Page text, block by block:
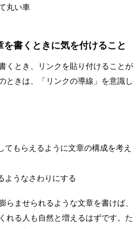
丸い車
書くときに気を付けること
くとき、リンクを貼り付けることが
ときは、「リンクの導線」を意識し
てもらえるように文章の構成を考え
ようなさわりにする
らませられるような文章を書けば、
れる人も自然と増えるはずです。た